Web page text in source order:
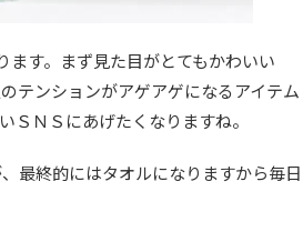
す。まず見た目がとてもかわいい
テンションがアゲアゲになるアイテム
ＳＮＳにあげたくなりますね。
最終的にはタオルになりますから毎日